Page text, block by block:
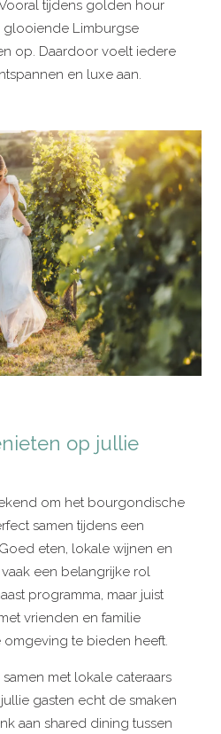
tijdens golden hour
glooiende Limburgse
op. Daardoor voelt iedere
en luxe aan.
op jullie
om het bourgondische
samen tijdens een
eten, lokale wijnen en
een belangrijke rol
programma, maar juist
vrienden en familie
te bieden heeft.
met lokale cateraars
gasten echt de smaken
aan shared dining tussen